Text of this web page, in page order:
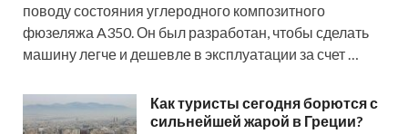
поводу состояния углеродного композитного
фюзеляжа A350. Он был разработан, чтобы сделать
машину легче и дешевле в эксплуатации за счет …
Как туристы сегодня борются с
сильнейшей жарой в Греции?